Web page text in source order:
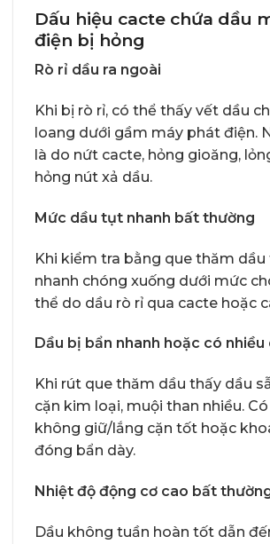
Dấu hiệu cacte chứa dầu
điện bị hỏng
Rò rỉ dầu ra ngoài
Khi bị rò rỉ, có thể thấy vết dầu
loang dưới gầm máy phát điện.
là do nứt cacte, hỏng gioăng,
hỏng nút xả dầu.
Mức dầu tụt nhanh bất thường
Khi kiểm tra bằng que thăm dầu
nhanh chóng xuống dưới mức
thể do dầu rò rỉ qua cacte hoặc
Dầu bị bẩn nhanh hoặc có nhiều
Khi rút que thăm dầu thấy dầu
cặn kim loại, muội than nhiều.
không giữ/lắng cặn tốt hoặc
đóng bẩn dày.
Nhiệt độ động cơ cao bất
Dầu không tuần hoàn tốt dẫn